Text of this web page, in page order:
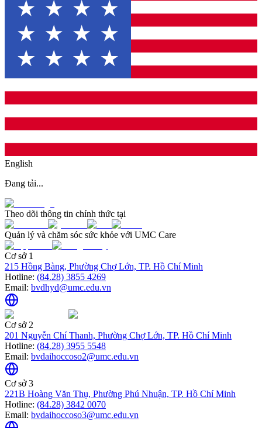
English
Đang tải...
Theo dõi thông tin chính thức tại
Quản lý và chăm sóc sức khỏe với UMC Care
Cơ sở 1
215 Hồng Bàng, Phường Chợ Lớn, TP. Hồ Chí Minh
Hotline: (84.28) 3855 4269
Email: bvdhyd@umc.edu.vn
Cơ sở 2
201 Nguyễn Chí Thanh, Phường Chợ Lớn, TP. Hồ Chí Minh
Hotline: (84.28) 3955 5548
Email: bvdaihoccoso2@umc.edu.vn
Cơ sở 3
221B Hoàng Văn Thụ, Phường Phú Nhuận, TP. Hồ Chí Minh
Hotline: (84.28) 3842 0070
Email: bvdaihoccoso3@umc.edu.vn